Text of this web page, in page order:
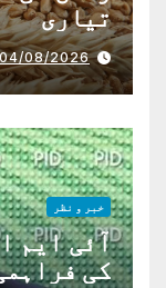
تیاری
04/08/2026
خبر و نظر
آئی ایم
کی